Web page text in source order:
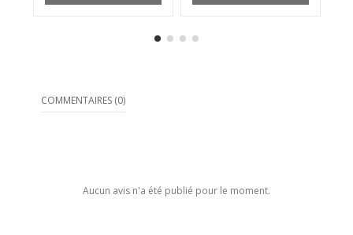
COMMENTAIRES (0)
Aucun avis n'a été publié pour le moment.